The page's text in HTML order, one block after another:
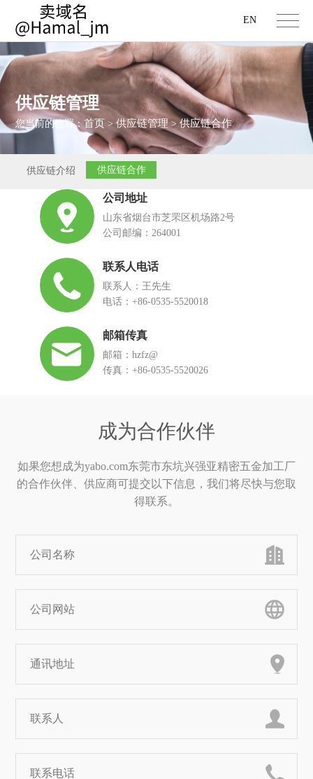
EN
供应链管理
您当前的位置：首页 >供应链管理>供应链合作
供应链介绍 供应链合作
公司地址
山东省烟台市芝罘区机场路2号
公司邮编：264001
联系人电话
联系人：王先生
电话：+86-0535-5520018
邮箱传真
邮箱：hzfz@
传真：+86-0535-5520026
成为合作伙伴
如果您想成为yabo.com东莞市东坑兴强亚精密五金加工厂
的合作伙伴、供应商可提交以下信息，我们将尽快与您取
得联系。